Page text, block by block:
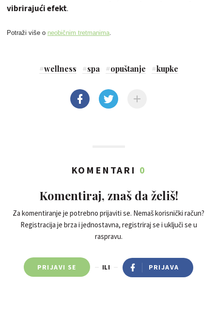
vibrirajući efekt.
Potraži više o neobičnim tretmanima.
#wellness #spa #opuštanje #kupke
KOMENTARI 0
Komentiraj, znaš da želiš!
Za komentiranje je potrebno prijaviti se. Nemaš korisnički račun?
Registracija je brza i jednostavna, registriraj se i uključi se u
raspravu.
PRIJAVI SE ILI PRIJAVA